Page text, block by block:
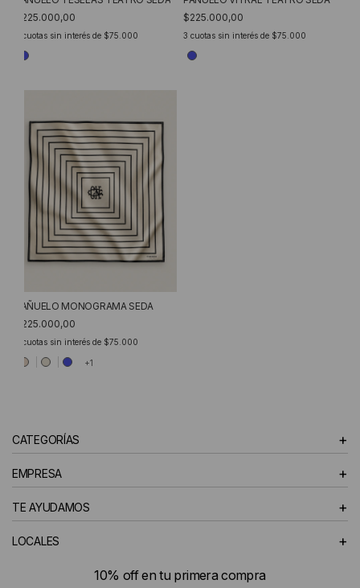
$225.000,00
cuotas sin interés de $75.000
$225.000,00
3 cuotas sin interés de $75.000
PAÑUELO MONOGRAMA SEDA
$225.000,00
cuotas sin interés de $75.000
+1
CATEGORÍAS +
EMPRESA +
TE AYUDAMOS +
LOCALES +
10% off en tu primera compra